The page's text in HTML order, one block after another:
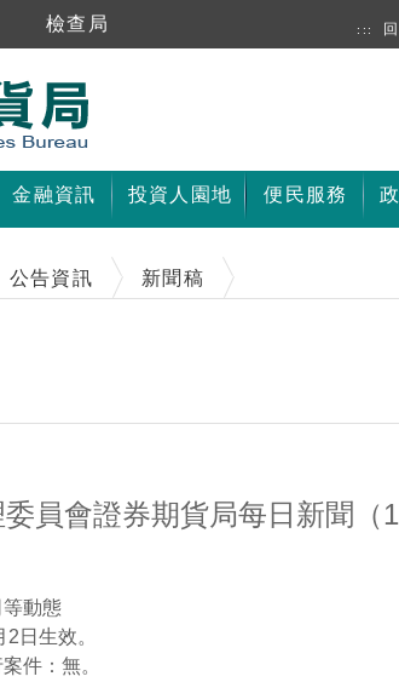
檢查局 :::
金融資訊 投資人園地 便民服務
公告資訊 新聞稿
員會證券期貨局每日新聞（
動態
日生效。
件：無。